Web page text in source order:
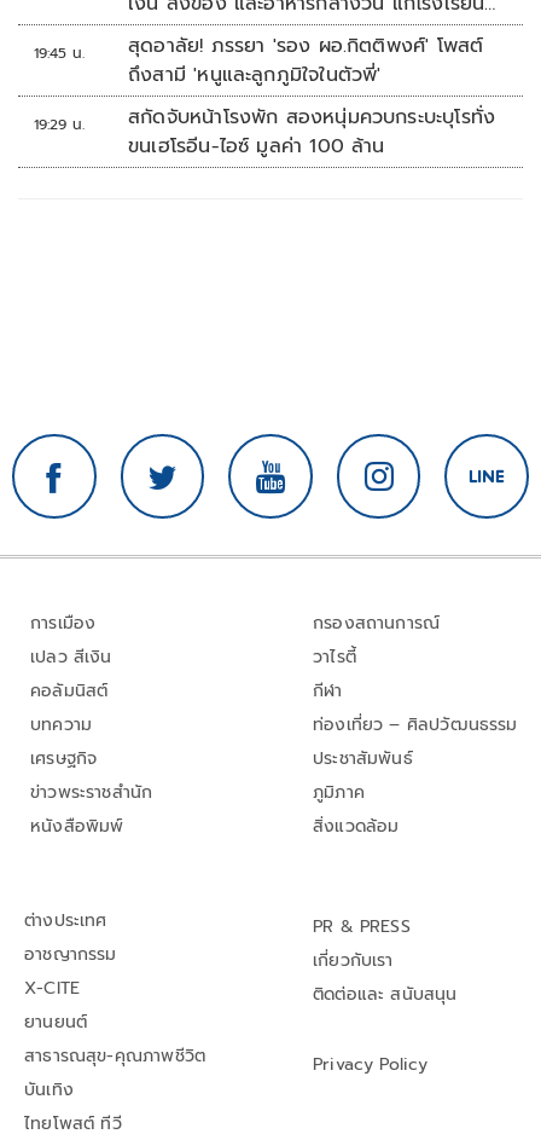
บ้านหนองน้ำใส
19:45 น.
สุดอาลัย! ภรรยา 'รอง ผอ.กิตติพงศ์' โพสต์
ถึงสามี 'หนูและลูกภูมิใจในตัวพี่'
19:29 น.
สกัดจับหน้าโรงพัก สองหนุ่มควบกระบะบุโรทั่ง
ขนเฮโรอีน-ไอซ์ มูลค่า 100 ล้าน
การเมือง
เปลว สีเงิน
คอลัมนิสต์
บทความ
เศรษฐกิจ
ข่าวพระราชสำนัก
หนังสือพิมพ์
กรองสถานการณ์
วาไรตี้
กีฬา
ท่องเที่ยว – ศิลปวัฒนธรรม
ประชาสัมพันธ์
ภูมิภาค
สิ่งแวดล้อม
ต่างประเทศ
อาชญากรรม
X-CITE
ยานยนต์
สาธารณสุข-คุณภาพชีวิต
บันเทิง
ไทยโพสต์ ทีวี
PR & PRESS
เกี่ยวกับเรา
ติดต่อและ สนับสนุน
Privacy Policy